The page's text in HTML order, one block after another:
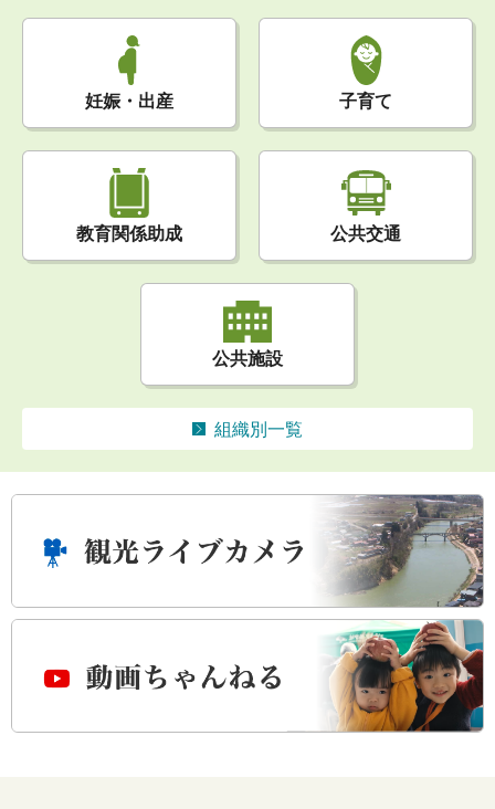
妊娠・出産 子育て
教育関係助成 公共交通
公共施設
組織別一覧